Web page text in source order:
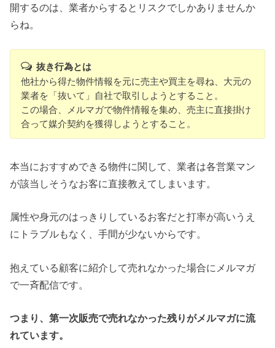
開するのは、業者からするとリスクでしかありませんか
らね。
抜き行為とは
他社から得た物件情報を元に売主や買主を尋ね、大元の
業者を「抜いて」自社で取引しようとすること。
この場合、メルマガで物件情報を集め、売主に直接掛け
合って媒介契約を獲得しようとすること。
本当におすすめできる物件に関して、業者は各営業マン
が該当しそうなお客に直接教えてしまいます。
属性や身元のはっきりしているお客だと打率が高いうえ
にトラブルもなく、手間が少ないからです。
抱えている顧客に紹介して売れなかった場合にメルマガ
で一斉配信です。
つまり、第一次販売で売れなかった残りがメルマガに流
れています。